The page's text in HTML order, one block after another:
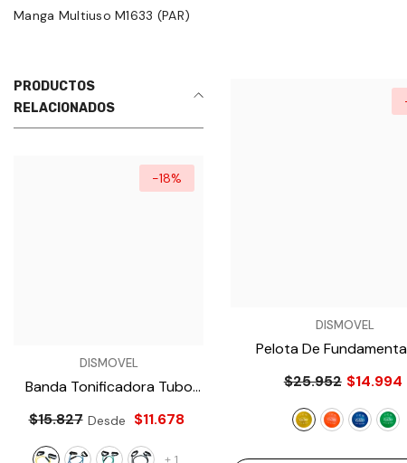
Manga Multiuso M1633 (PAR)
PRODUCTOS
RELACIONADOS
-18%
DISMOVEL
Banda Tonificadora Tubo
Látex MET100
- Amarillo
$15.827 Desde $11.678
+ 1
Balón De Baloncesto Molten
B7F1601 - Verde
$83.966 $70.294
DISMOVEL
Pelota De
Voleibol Miyagi PVC 8.5
$25.952 $14.994